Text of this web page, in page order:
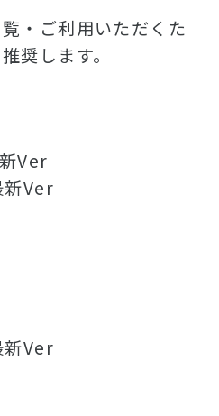
・ご利用いただくた
奨します。
Ver
Ver
Ver